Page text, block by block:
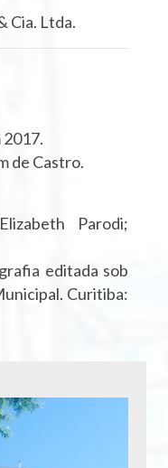
Cia. Ltda.
2017.
de Castro.
Parodi;
editada sob
Curitiba: